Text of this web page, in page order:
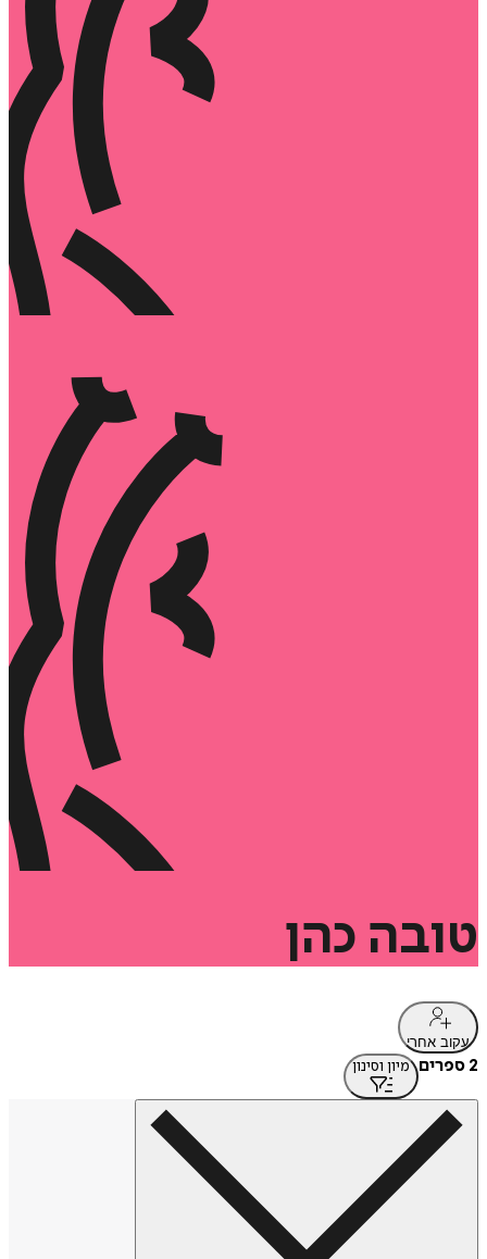
טובה כהן
עקוב אחרי
2 ספרים מיון וסינון